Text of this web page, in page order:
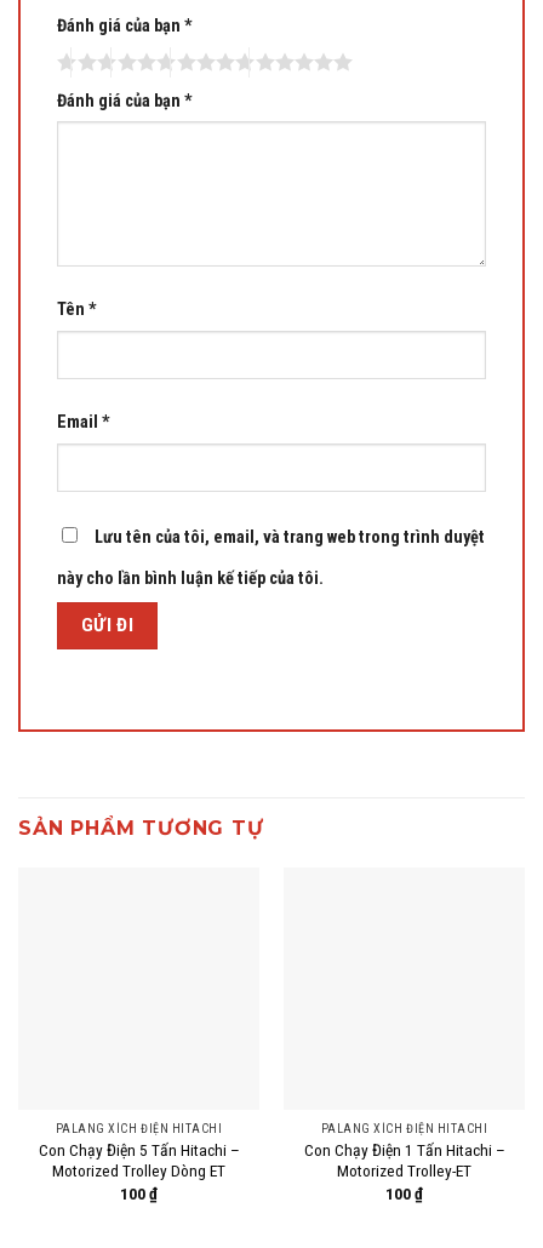
Đánh giá của bạn *
Đánh giá của bạn *
Tên *
Email *
Lưu tên của tôi, email, và trang web trong trình duyệt
này cho lần bình luận kế tiếp của tôi.
SẢN PHẨM TƯƠNG TỰ
PALANG XÍCH ĐIỆN HITACHI
Con Chạy Điện 5 Tấn Hitachi –
Motorized Trolley Dòng ET
100₫
PALANG XÍCH ĐIỆN HITACHI
Con Chạy Điện 1 Tấn Hitachi –
Motorized Trolley-ET
100₫